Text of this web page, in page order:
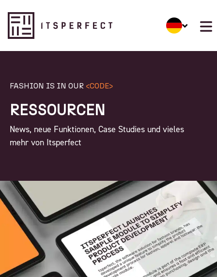
FASHION IS IN OUR <CODE>
RESSOURCEN
News, neue Funktionen, Case Studies und vieles
mehr von Itsperfect